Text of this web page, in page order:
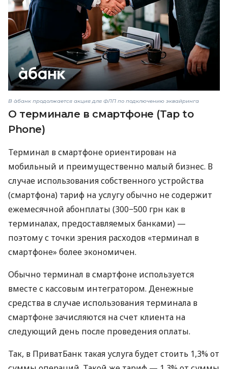
В àбанк продолжается акция для ФЛП по подключению эквайринга
О терминале в смартфоне (Tap to
Phone)
Терминал в смартфоне ориентирован на
мобильный и преимущественно малый бизнес. В
случае использования собственного устройства
(смартфона) тариф на услугу обычно не содержит
ежемесячной абонплаты (300−500 грн как в
терминалах, предоставляемых банками) —
поэтому с точки зрения расходов «терминал в
смартфоне» более экономичен.
Обычно терминал в смартфоне используется
вместе с кассовым интегратором. Денежные
средства в случае использования терминала в
смартфоне зачисляются на счет клиента на
следующий день после проведения оплаты.
Так, в ПриватБанк такая услуга будет стоить 1,3% от